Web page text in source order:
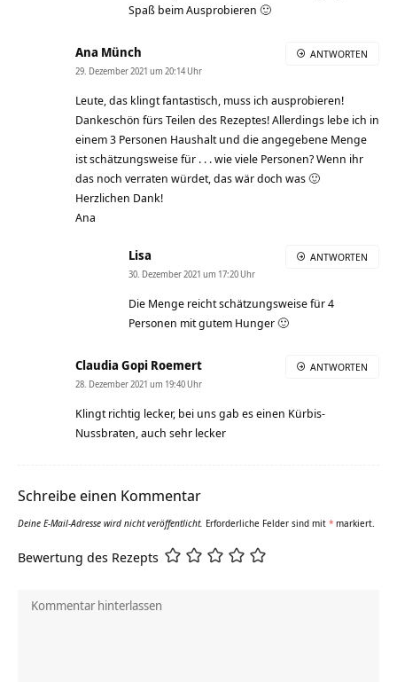
Spaß beim Ausprobieren 🙂
Ana Münch
29. Dezember 2021 um 20:14 Uhr
Leute, das klingt fantastisch, muss ich ausprobieren!
Dankeschön fürs Teilen des Rezeptes! Allerdings lebe ich in
einem 3 Personen Haushalt und die angegebene Menge
ist schätzungsweise für . . . wie viele Personen? Wenn ihr
das noch verraten würdet, das wär doch was 🙂
Herzlichen Dank!
Ana
ANTWORTEN
Lisa
30. Dezember 2021 um 17:20 Uhr
Die Menge reicht schätzungsweise für 4
Personen mit gutem Hunger 🙂
ANTWORTEN
Claudia Gopi Roemert
28. Dezember 2021 um 19:40 Uhr
Klingt richtig lecker, bei uns gab es einen Kürbis-
Nussbraten, auch sehr lecker
ANTWORTEN
Schreibe einen Kommentar
Deine E-Mail-Adresse wird nicht veröffentlicht. Erforderliche Felder sind mit * markiert.
Bewertung des Rezepts